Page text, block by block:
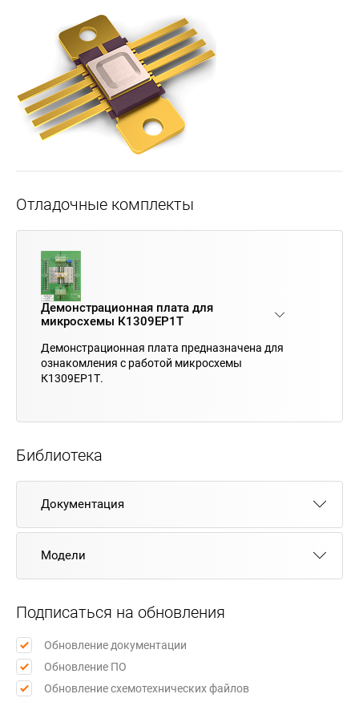
Отладочные комплекты
Демонстрационная плата для
микросхемы К1309ЕР1Т
Демонстрационная плата предназначена для
ознакомления с работой микросхемы
К1309ЕР1Т.
Библиотека
Документация
Модели
Подписаться на обновления
Обновление документации
Обновление ПО
Обновление схемотехнических файлов